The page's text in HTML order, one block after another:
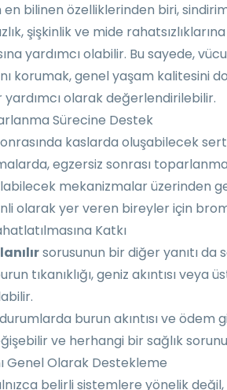
bilinen özelliklerinden biri,
şişkinlik ve mide
yardımcı olabilir. Bu sayede,
korumak, genel yaşam
olarak değerlendirilebilir.
Sürecine Destek
kaslarda oluşabilecek
egzersiz sonrası
mekanizmalar üzerinden
olarak yer veren bireyler için
Katkı
sorusunun bir diğer yanıtı da
tıkanıklığı, geniz akıntısı
durumlarda burun akıntısı ve
ve herhangi bir sağlık
Genel Olarak Destekleme
belirli sistemlere yönelik